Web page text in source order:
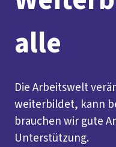
alle
Die Arbeitswelt
weiterbildet, kann
brauchen wir gute
Unterstützung.